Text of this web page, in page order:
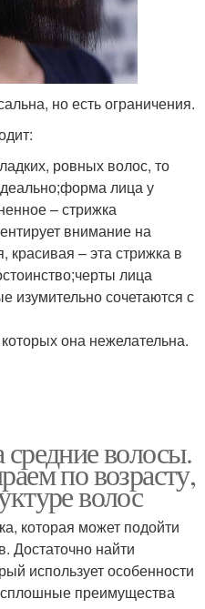
но есть ограничения.
ровных волос, то
лица у
– стрижка
внимание на
– эта стрижка в
лица
изумительно сочетаются с
она нежелательна.
волосы.
по возрасту,
волос
которая может подойти
Достаточно найти
использует особенности
преимущества